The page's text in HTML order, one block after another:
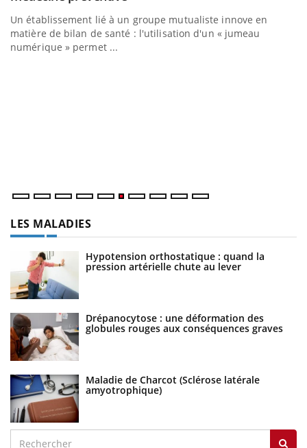
Un établissement lié à un groupe mutualiste innove en
matière de bilan de santé : l'utilisation d'un « jumeau
numérique » permet ...
Coup de food sur le diabète, c'est votre nouveau rendez-vous
culinaire qui bouscule les idées reçues ! Dans cet épisode,
une ...
LES MALADIES
Hypotension orthostatique : quand la
pression artérielle chute au lever
Drépanocytose : une déformation des
globules rouges aux conséquences graves
Maladie de Charcot (Sclérose latérale
amyotrophique)